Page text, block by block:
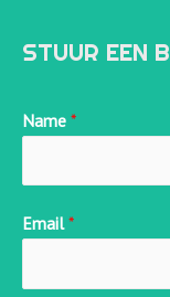
STUUR EEN
Name *
Email*